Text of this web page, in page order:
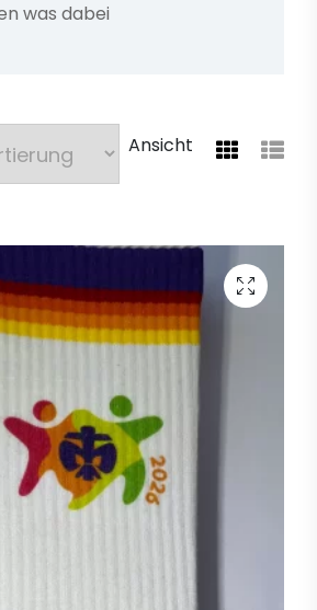
was dabei
Ansicht